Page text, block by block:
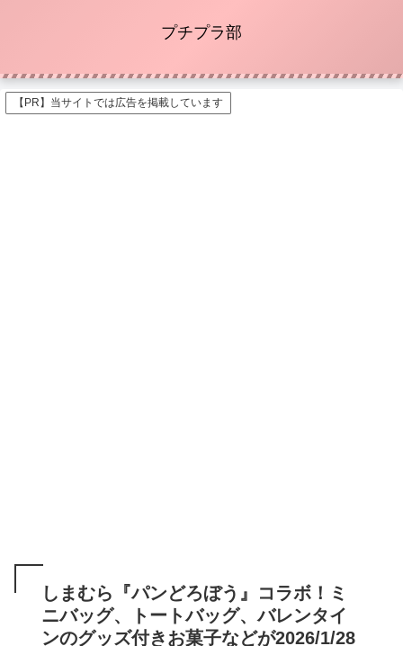
プチプラ部
【PR】当サイトでは広告を掲載しています
しまむら『パンどろぼう』コラボ！ミ
ニバッグ、トートバッグ、バレンタイ
ンのグッズ付きお菓子などが2026/1/28